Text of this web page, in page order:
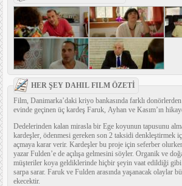
HER ŞEY DAHIL FILM ÖZETİ
Film, Danimarka’daki kriyo bankasında farklı
evinde geçinen üç kardeş Faruk, Ayhan ve Kasım’ın
Dedelerinden kalan mirasla bir Ege koyunun tapusunu
kardeşler, ödenmesi gereken son 2 taksidi denkleştirmek
açmaya karar verir. Kardeşler bu proje için seferber
yazar Fulden’e de açılışa gelmesini söyler. Organik ve
müşteriler koya geldiklerinde hiçbir şeyin vaat edildiği gibi
sarpa sarar. Faruk ve Fulden arasında yaşanacak olaylar
ekecektir.